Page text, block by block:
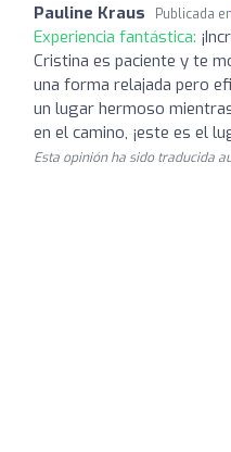
Pauline Kraus Publicada en
Experiencia fantástica:
Cristina es paciente y te
una forma relajada pero
un lugar hermoso
en el camino, ¡este es el
Esta opinión ha sido traducida